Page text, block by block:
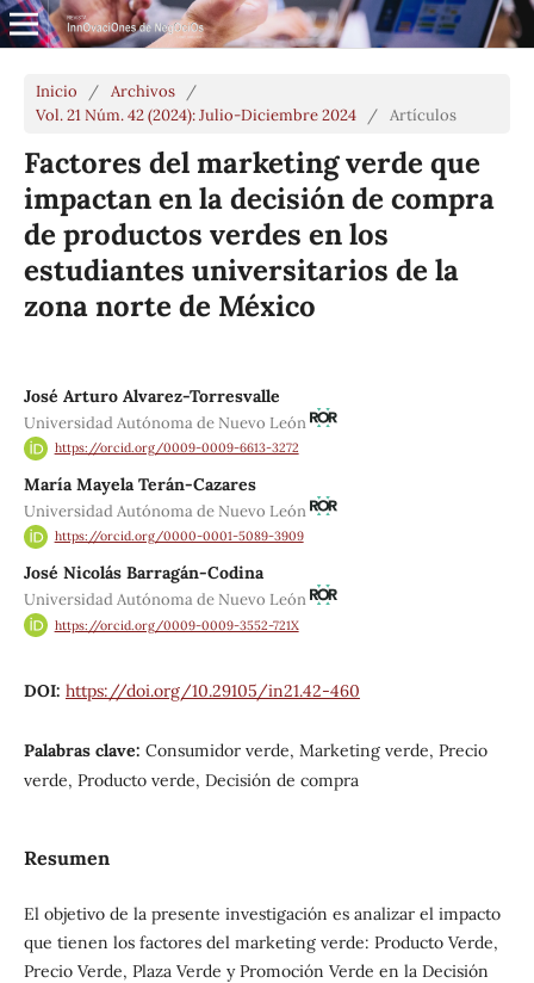
Inicio / Archivos
/
Vol. 21 Núm. 42 (2024): Julio-Diciembre 2024
/ Artículos
Factores del marketing verde que
impactan en la decisión de compra
de productos verdes en los
estudiantes universitarios de la
zona norte de México
José Arturo Alvarez-Torresvalle
Universidad Autónoma de Nuevo León
https://orcid.org/0009-0009-6613-3272
María Mayela Terán-Cazares
Universidad Autónoma de Nuevo León
https://orcid.org/0000-0001-5089-3909
José Nicolás Barragán-Codina
Universidad Autónoma de Nuevo León
https://orcid.org/0009-0009-3552-721X
DOI: https://doi.org/10.29105/in21.42-460
Palabras clave: Consumidor verde, Marketing verde, Precio
verde, Producto verde, Decisión de compra
Resumen
El objetivo de la presente investigación es analizar el impacto
que tienen los factores del marketing verde: Producto Verde,
Precio Verde, Plaza Verde y Promoción Verde en la Decisión